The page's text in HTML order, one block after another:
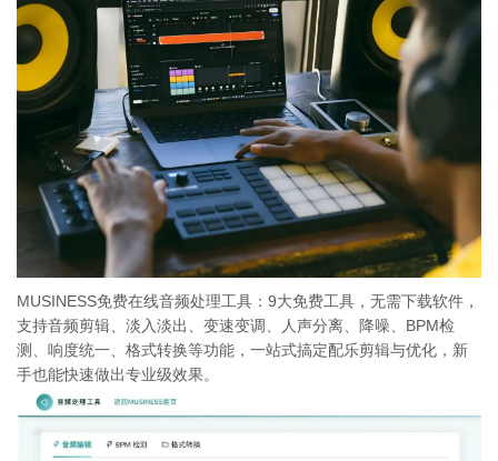
MUSINESS免费在线音频处理工具：9大免费工具，无需下载软件，
支持音频剪辑、淡入淡出、变速变调、人声分离、降噪、BPM检
测、响度统一、格式转换等功能，一站式搞定配乐剪辑与优化，新
手也能快速做出专业级效果。